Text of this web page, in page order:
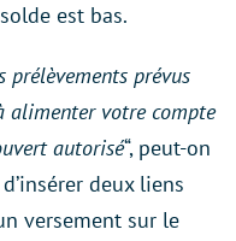
est bas.
prélèvements prévus
alimenter votre compte
autorisé“, peut-on
deux liens
versement sur le